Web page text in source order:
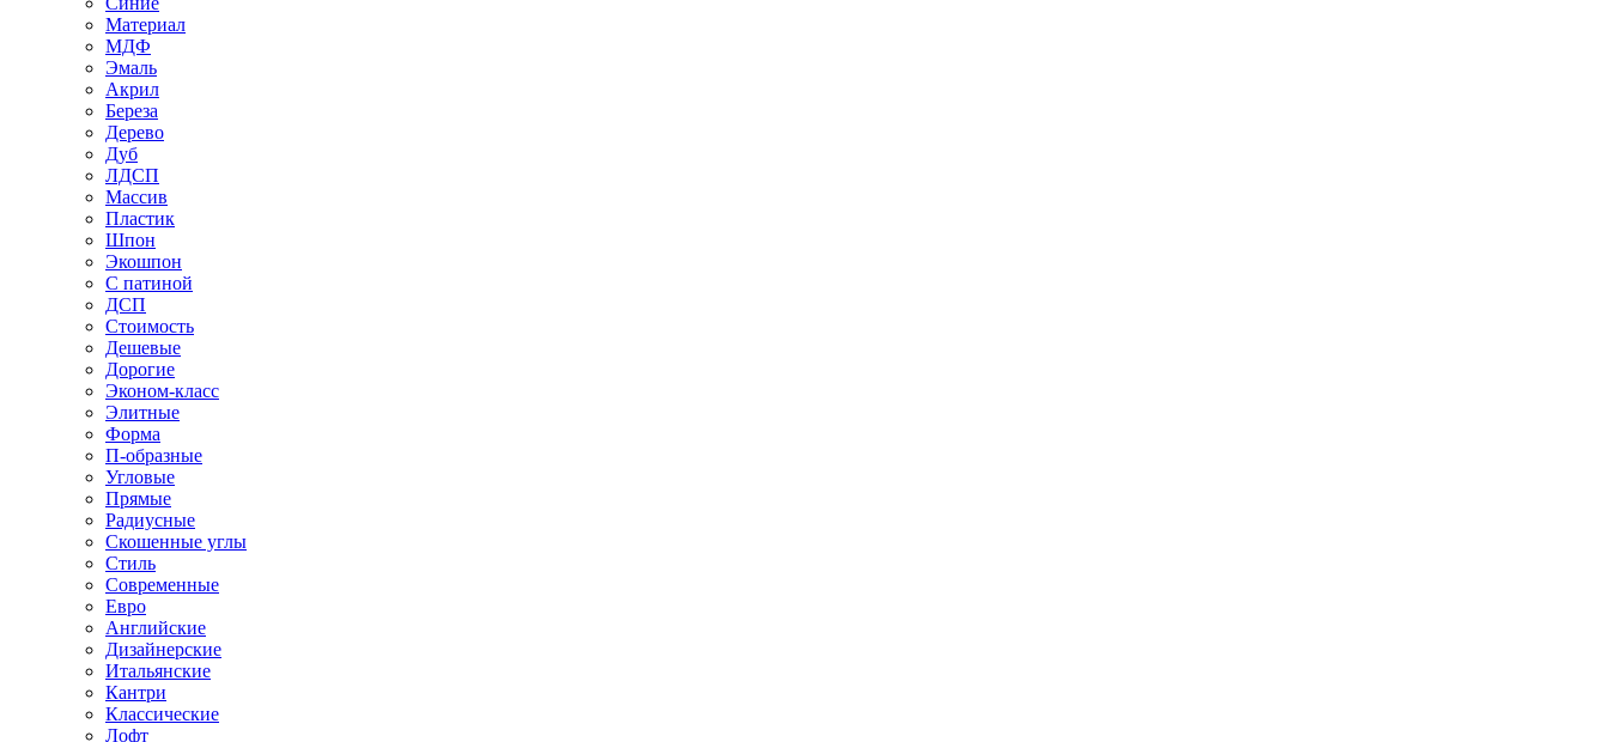
Материал
МДФ
Эмаль
Акрил
Береза
Дерево
Дуб
ЛДСП
Массив
Пластик
Шпон
Экошпон
С патиной
ДСП
Стоимость
Дешевые
Дорогие
Эконом-класс
Элитные
Форма
П-образные
Угловые
Прямые
Радиусные
Скошенные углы
Стиль
Современные
Евро
Английские
Дизайнерские
Итальянские
Кантри
Классические
Лофт